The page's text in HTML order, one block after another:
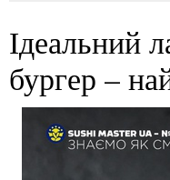
Ідеальний
бургер –